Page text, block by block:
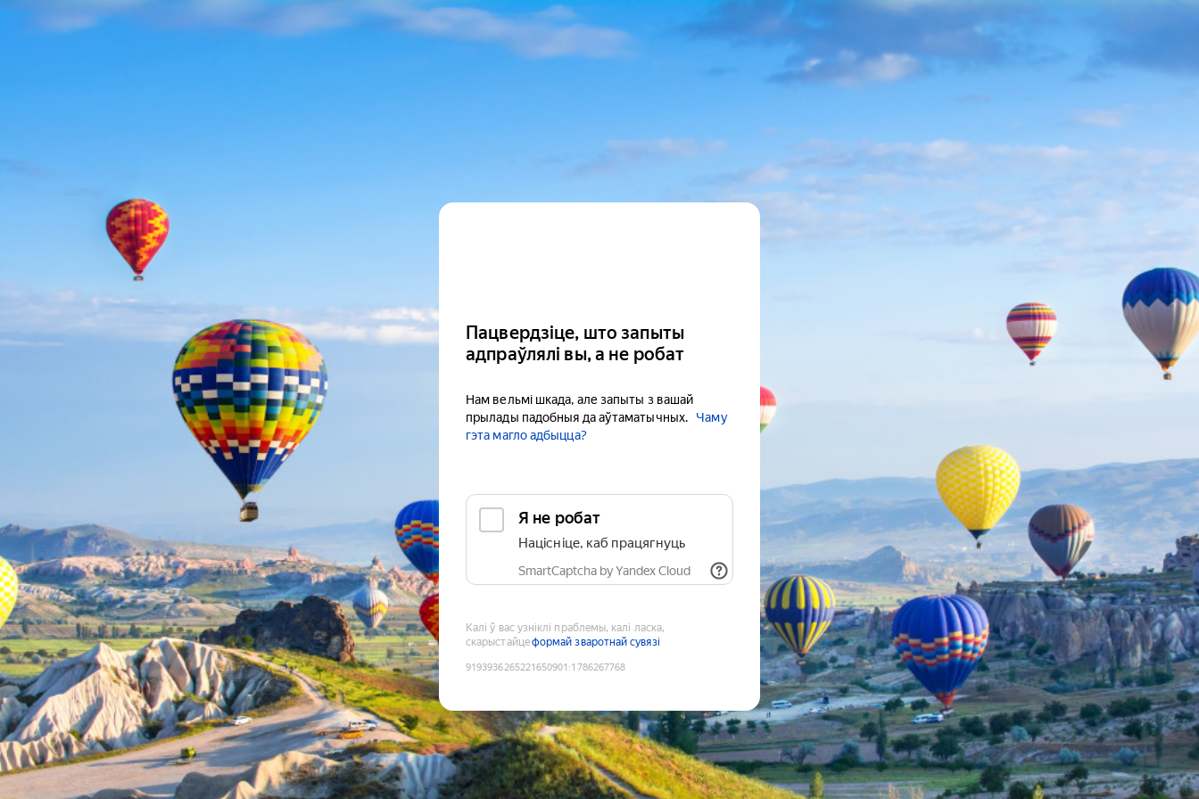
Пацвердзіце, што запыты
адпраўлялі вы, а не робат
Нам вельмі шкада, але запыты з вашай
прылады падобныя да аўтаматычных.
Чаму
гэта магло адбыцца?
Я не робат
Націсніце, каб працягнуць
SmartCaptcha by Yandex Cloud
Калі ў вас узніклі праблемы, калі ласка,
скарыстайцеформай зваротнай сувязі
9193936265221650901 :1786267768